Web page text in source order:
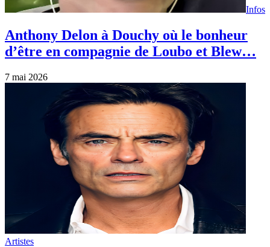
Infos
Anthony Delon à Douchy où le bonheur
d’être en compagnie de Loubo et Blew…
7 mai 2026
Artistes